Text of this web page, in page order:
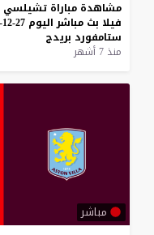
مشاهدة مباراة تشيلسي
فيلا بث مباشر اليوم 27-12-2025
ستامفورد بريدج
منذ 7 أشهر
مباشر